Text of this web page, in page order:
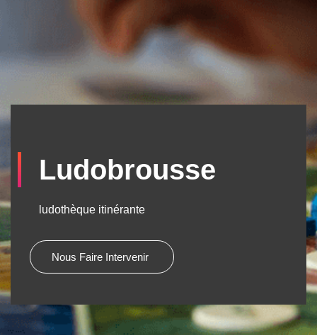
Ludobrousse
ludothèque itinérante
Nous Faire Intervenir